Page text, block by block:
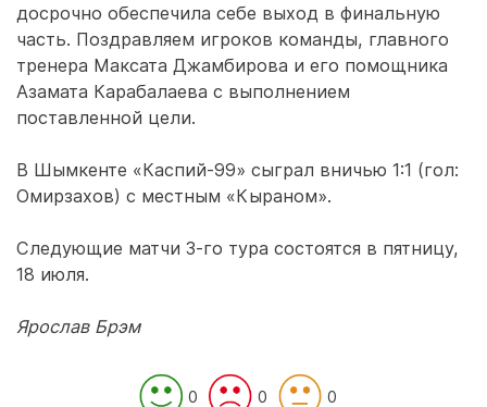
досрочно обеспечила себе выход в финальную
часть. Поздравляем игроков команды, главного
тренера Максата Джамбирова и его помощника
Азамата Карабалаева с выполнением
поставленной цели.
В Шымкенте «Каспий-99» сыграл вничью 1:1 (гол:
Омирзахов) с местным «Кыраном».
Следующие матчи 3-го тура состоятся в пятницу,
18 июля.
Ярослав Брэм
0 0 0